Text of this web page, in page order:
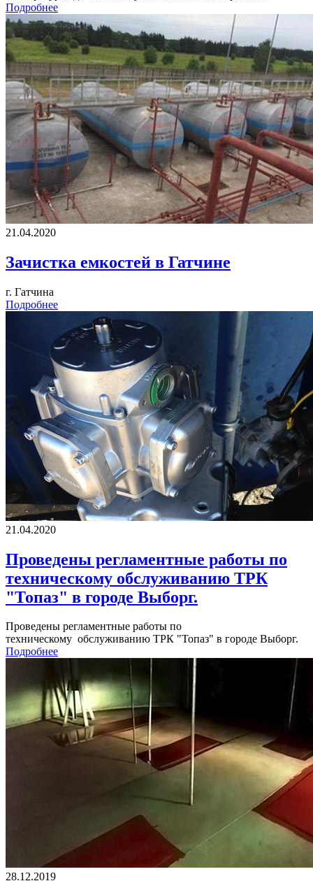
Подробнее
21.04.2020
Зачистка емкостей в Гатчине
г. Гатчина
Подробнее
21.04.2020
Проведены регламентные работы по
техническому обслуживанию ТРК
"Топаз" в городе Выборг.
Проведены регламентные работы по
техническому обслуживанию ТРК "Топаз" в городе Выборг.
Подробнее
28.12.2019